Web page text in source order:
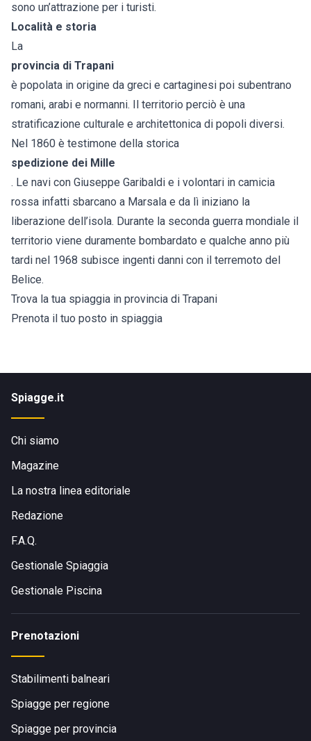
sono un’attrazione per i turisti.
Località e storia
La
provincia di Trapani
è popolata in origine da greci e cartaginesi poi subentrano
romani, arabi e normanni. Il territorio perciò è una
stratificazione culturale e architettonica di popoli diversi.
Nel 1860 è testimone della storica
spedizione dei Mille
. Le navi con Giuseppe Garibaldi e i volontari in camicia
rossa infatti sbarcano a Marsala e da lì iniziano la
liberazione dell’isola. Durante la seconda guerra mondiale il
territorio viene duramente bombardato e qualche anno più
tardi nel 1968 subisce ingenti danni con il terremoto del
Belice.
Trova la tua spiaggia in provincia di Trapani
Prenota il tuo posto in spiaggia
Spiagge.it
Chi siamo
Magazine
La nostra linea editoriale
Redazione
F.A.Q.
Gestionale Spiaggia
Gestionale Piscina
Prenotazioni
Stabilimenti balneari
Spiagge per regione
Spiagge per provincia